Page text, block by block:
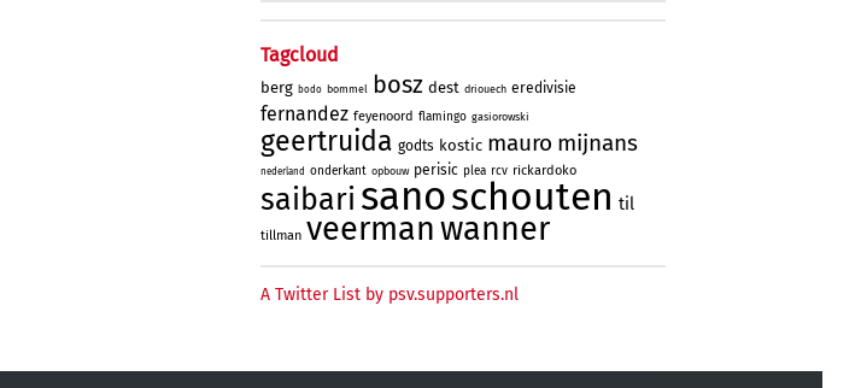
Tagcloud
berg bodo bommel bosz dest driouech eredivisie
fernandez feyenoord flamingo gasiorowski
geertruida godts kostic mauro mijnans
nederland onderkant opbouw perisic plea rcv rickardoko
saibari sanoschouten til
tillman veermanwanner
A Twitter List by psv.supporters.nl